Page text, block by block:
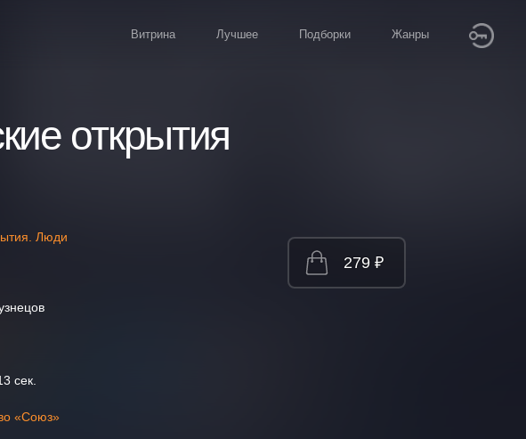
Витрина Лучшее Подборки Жанры
открытия
Люди
сек.
«Союз»
279 ₽